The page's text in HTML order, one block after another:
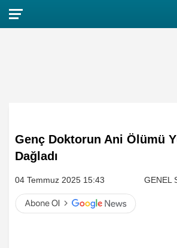
Genç Doktorun Ani Ölümü
Dağladı
04 Temmuz 2025 15:43 GENEL